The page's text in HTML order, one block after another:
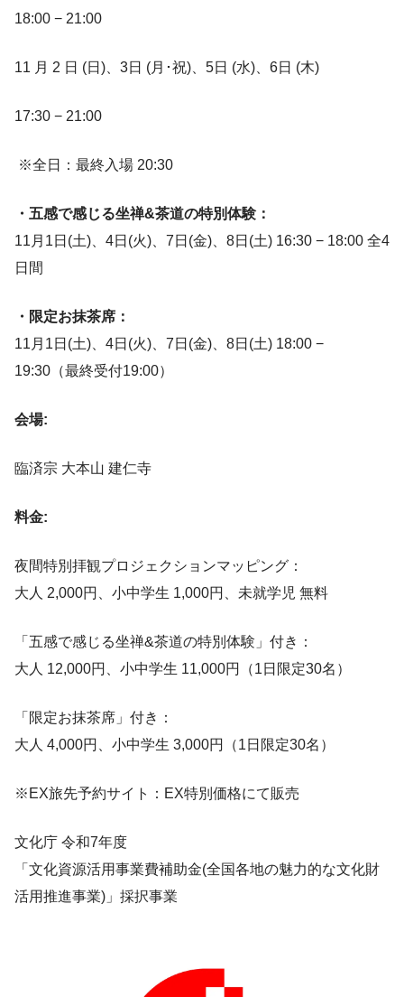
18:00 − 21:00
11 月 2 日 (日)、3日 (月･祝)、5日 (水)、6日 (木)
17:30 − 21:00
※全日：最終入場 20:30
・五感で感じる坐禅&茶道の特別体験​：
11月1日(土)、4日(火)、7日(金)、8日(土) 16:30 − 18:00 全4
日間
・限定お抹茶席：
11月1日(土)、4日(火)、7日(金)、8日(土) 18:00 −
19:30（最終受付19:00）
会場:
臨済宗 大本山 建仁寺
料金:
夜間特別拝観プロジェクションマッピング：
大人 2,000円、小中学生 1,000円、未就学児 無料​
「五感で感じる坐禅&茶道の特別体験」付き：
大人 12,000円、小中学生 11,000円（1日限定30名）
「限定お抹茶席」付き：
大人 4,000円、小中学生 3,000円（1日限定30名）
※EX旅先予約サイト：EX特別価格にて販売
文化庁 令和7年度
「文化資源活用事業費補助金(全国各地の魅力的な文化財
活用推進事業)」採択事業